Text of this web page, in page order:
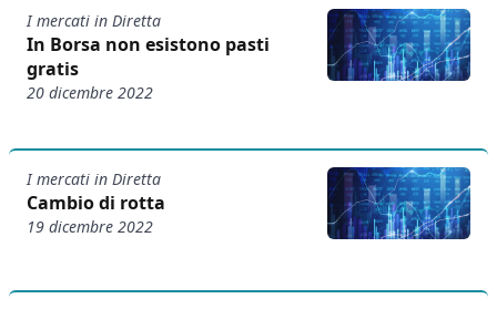
I mercati in Diretta
In Borsa non esistono pasti
gratis
20 dicembre 2022
I mercati in Diretta
Cambio di rotta
19 dicembre 2022